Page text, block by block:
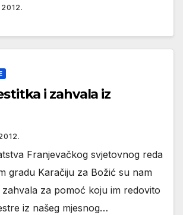
i zahvala iz
Franjevačkog svjetovnog reda
gradu Karačiju za Božić su nam
zahvala za pomoć koju im redovito
iz našeg mjesnog…